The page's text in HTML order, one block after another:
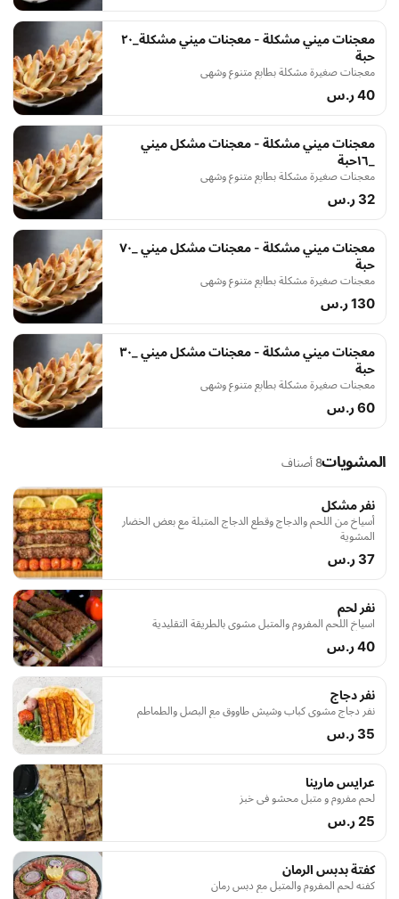
معجنات ميني مشكلة - معجنات ميني مشكلة_٢٠
حبة
معجنات صغيرة مشكلة بطابع متنوع وشهي
40 ر.س
معجنات ميني مشكلة - معجنات مشكل ميني
معجنات صغيرة مشكلة بطابع متنوع وشهي
32 ر.س
معجنات ميني مشكلة - معجنات مشكل ميني _٧٠
حبة
معجنات صغيرة مشكلة بطابع متنوع وشهي
130 ر.س
معجنات ميني مشكلة - معجنات مشكل ميني _٣٠
حبة
معجنات صغيرة مشكلة بطابع متنوع وشهي
60 ر.س
المشويات8 أصناف
نفر مشكل
أسياخ من اللحم والدجاج وقطع الدجاج المتبلة مع بعض الخضار
المشوية
37 ر.س
نفر لحم
اسياخ اللحم المفروم والمتبل مشوي بالطريقة التقليدية
40 ر.س
نفر دجاج
نفر دجاج مشوي كباب وشيش طاووق مع البصل والطماطم
35 ر.س
عرايس مارينا
لحم مفروم و متبل محشو في خبز
25 ر.س
كفتة بدبس الرمان
كفنه لحم المفروم والمتبل مع دبس رمان